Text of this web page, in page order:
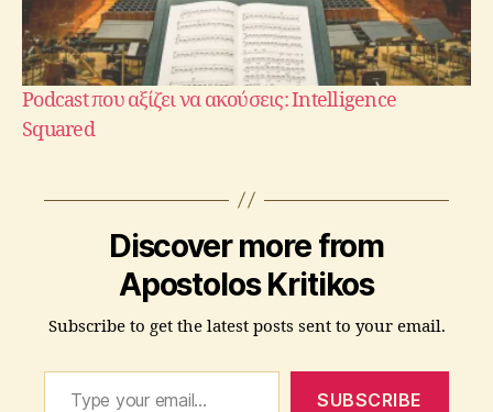
Podcast που αξίζει να ακούσεις: Intelligence
Squared
Discover more from
Apostolos Kritikos
Subscribe to get the latest posts sent to your email.
Type your email…
SUBSCRIBE